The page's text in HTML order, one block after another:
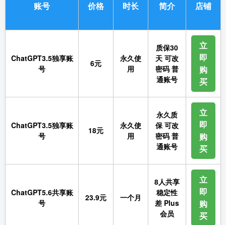
账号 价格 时长 简介 店铺
ChatGPT3.5独享账
号
6元
永久使
用
质保30
天 可改
密码 普
通账号
立
即
购
买
ChatGPT3.5独享账
号
18元
永久使
用
永久质
保 可改
密码 普
通账号
立
即
购
买
ChatGPT5.6共享账
号
23.9元 一个月
8人共享
稳定性
差 Plus
会员
立
即
购
买